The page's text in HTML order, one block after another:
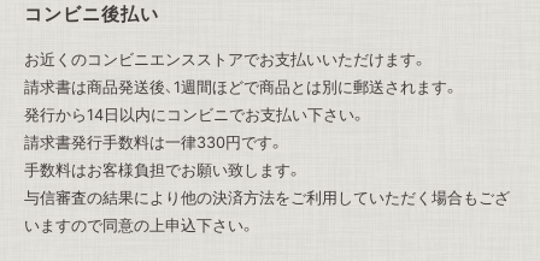
コンビニ後払い
お近くのコンビニエンスストアでお支払いいただけます。
請求書は商品発送後、1週間ほどで商品とは別に郵送されます。
発行から14日以内にコンビニでお支払い下さい。
請求書発行手数料は一律330円です。
手数料はお客様負担でお願い致します。
与信審査の結果により他の決済方法をご利用していただく場合もござ
いますので同意の上申込下さい。